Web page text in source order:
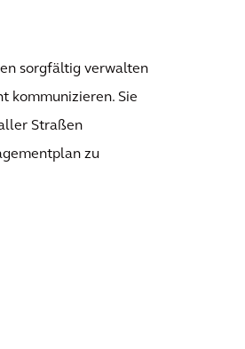
sorgfältig verwalten
kommunizieren. Sie
Straßen
zu